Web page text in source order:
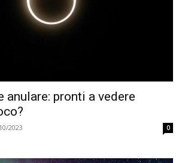
anulare: pronti a vedere
2023 0